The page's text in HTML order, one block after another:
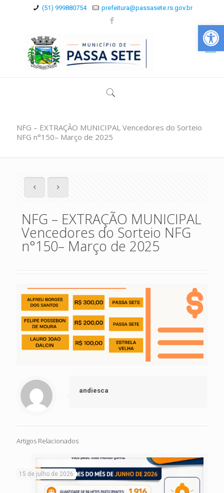
Abrir
(51) 999880754 prefeitura@passasete.rs.gov.br
NFG – EXTRAÇÃO MUNICIPAL Vencedores do Sorteio
NFG n°150– Março de 2025
NFG – EXTRAÇÃO MUNICIPAL
Vencedores do Sorteio NFG
n°150– Março de 2025
andiesca
Artigos Relacionados
15 de julho de 2026